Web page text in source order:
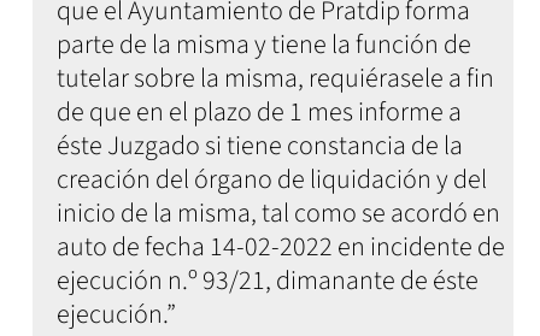
que el Ayuntamiento de Pratdip forma
parte de la misma y tiene la función de
tutelar sobre la misma, requiérasele a fin
de que en el plazo de 1 mes informe a
éste Juzgado si tiene constancia de la
creación del órgano de liquidación y del
inicio de la misma, tal como se acordó en
auto de fecha 14-02-2022 en incidente de
ejecución n.º 93/21, dimanante de éste
ejecución.”